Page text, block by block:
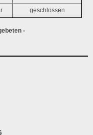
geschlossen
-